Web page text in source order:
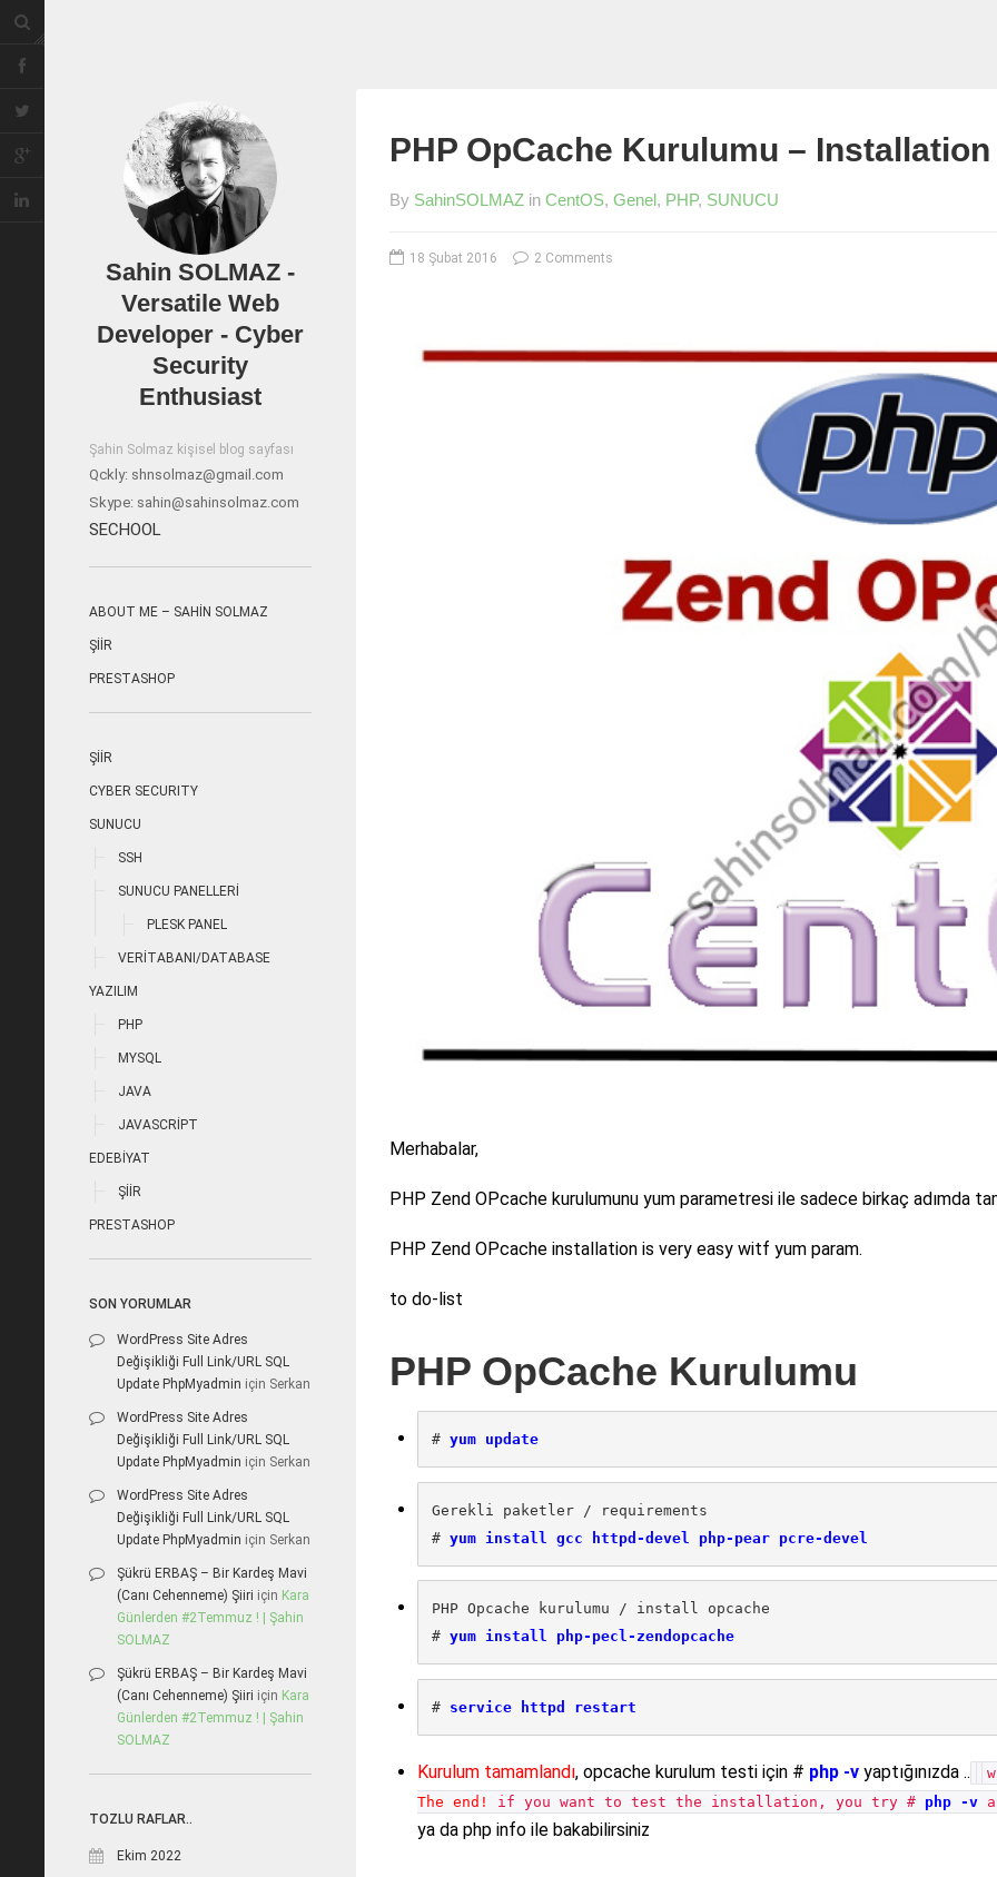
Sahin SOLMAZ -
Versatile Web
Developer - Cyber
Security
Enthusiast
Şahin Solmaz kişisel blog sayfası
Qckly: shnsolmaz@gmail.com
Skype: sahin@sahinsolmaz.com
SECHOOL
ABOUT ME – SAHIN SOLMAZ
ŞIIR
PRESTASHOP
ŞİİR
CYBER SECURITY
SUNUCU
SSH
SUNUCU PANELLERI
PLESK PANEL
VERITABANI/DATABASE
YAZILIM
PHP
MYSQL
JAVA
JAVASCRIPT
EDEBIYAT
ŞIIR
PRESTASHOP
SON YORUMLAR
WordPress Site Adres
Değişikliği Full Link/URL SQL
Update PhpMyadmin için Serkan
WordPress Site Adres
Değişikliği Full Link/URL SQL
Update PhpMyadmin için Serkan
WordPress Site Adres
Değişikliği Full Link/URL SQL
Update PhpMyadmin için Serkan
Şükrü ERBAŞ – Bir Kardeş Mavi
(Canı Cehenneme) Şiiri için Kara
Günlerden #2Temmuz ! | Şahin
SOLMAZ
Şükrü ERBAŞ – Bir Kardeş Mavi
(Canı Cehenneme) Şiiri için Kara
Günlerden #2Temmuz ! | Şahin
SOLMAZ
TOZLU RAFLAR..
Ekim 2022
PHP OpCache Kurulumu –
By SahinSOLMAZ in CentOS, Genel, PHP, SUNUCU
18 Şubat 2016 2 Comments
Merhabalar,
PHP Zend OPcache kurulumunu yum parametresi ile sadece birkaç adımda
PHP Zend OPcache installation is very easy witf yum param.
to do-list
PHP OpCache Kurulumu
#
Gerekli paketler / requirements
#
PHP Opcache kurulumu / install opcache
#
# service httpd restart
Kurulum tamamlandı, opcache kurulum testi için # php -v yaptığınızda ..
The end!
if you want to test the installation, you try # php -v
ya da php info ile bakabilirsiniz